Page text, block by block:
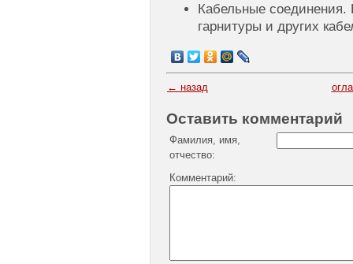
Кабельные
гарнитуры и других
← назад
Оставить комментарий
Фамилия, имя,
отчество:
Комментарий: